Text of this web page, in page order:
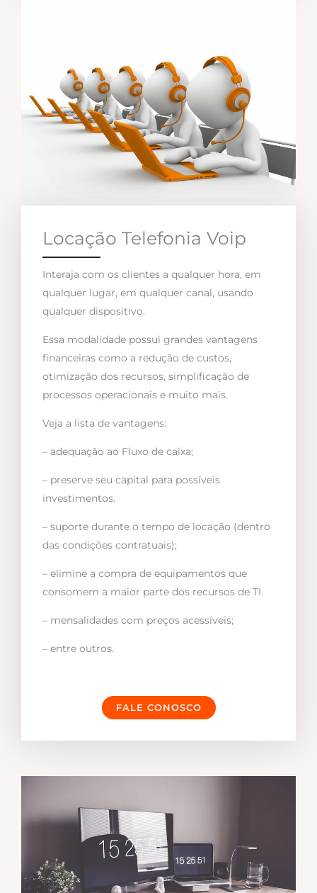
Locação Telefonia Voip
Interaja com os clientes a qualquer hora, em
qualquer lugar, em qualquer canal, usando
qualquer dispositivo.
Essa modalidade possui grandes vantagens
financeiras como a redução de custos,
otimização dos recursos, simplificação de
processos operacionais e muito mais.
Veja a lista de vantagens:
– adequação ao Fluxo de caixa;
– preserve seu capital para possíveis
investimentos.
– suporte durante o tempo de locação (dentro
das condições contratuais);
– elimine a compra de equipamentos que
consomem a maior parte dos recursos de TI.
– mensalidades com preços acessíveis;
– entre outros.
FALE CONOSCO